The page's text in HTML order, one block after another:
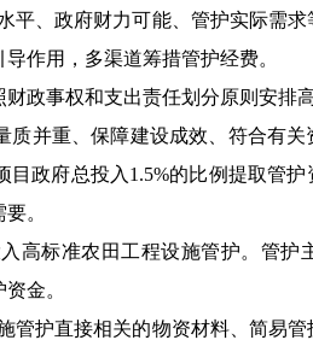
平、政府财力可能、管护实际需
导作用，多渠道筹措管护经费。
政事权和支出责任划分原则安排
质并重、保障建设成效、符合有
目政府总投入 1.5%的比例提取管护
。
高标准农田工程设施管护。 管护
金。
管护直接相关的物资材料、简易管